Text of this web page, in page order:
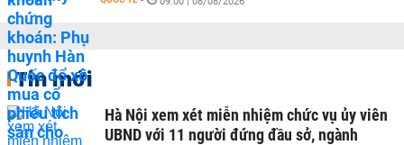
Tin mới
Hà Nội xem xét miễn nhiệm chức vụ ủy viên
UBND với 11 người đứng đầu sở, ngành